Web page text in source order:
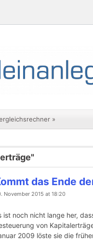
»
das Ende
November 2015 at 18:20
ist noch nicht lange her,
von
2009 löste sie die